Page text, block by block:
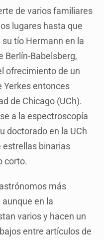
de varios familiares
lugares hasta que
tío Hermann en la
Berlín-Babelsberg,
ofrecimiento de un
Yerkes entonces
de Chicago (UCh).
a la espectroscopía
doctorado en la UCh
estrellas binarias
corto.
más
en la
varios y hacen un
entre artículos de